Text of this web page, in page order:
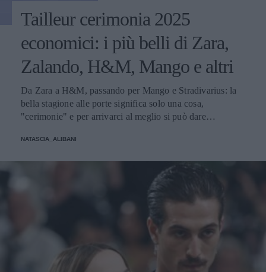
Tailleur cerimonia 2025
economici: i più belli di Zara,
Zalando, H&M, Mango e altri
Da Zara a H&M, passando per Mango e Stradivarius: la
bella stagione alle porte significa solo una cosa,
"cerimonie" e per arrivarci al meglio si può dare
NATASCIA_ALIBANI